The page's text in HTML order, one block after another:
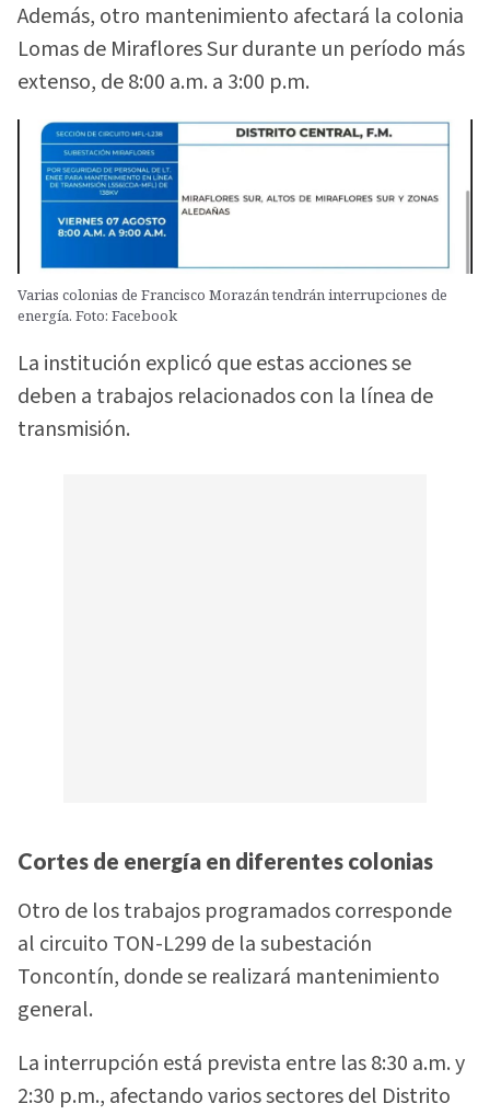
Además, otro mantenimiento afectará la colonia
Lomas de Miraflores Sur durante un período más
extenso, de 8:00 a.m. a 3:00 p.m.
Varias colonias de Francisco Morazán tendrán interrupciones de
energía. Foto: Facebook
La institución explicó que estas acciones se
deben a trabajos relacionados con la línea de
transmisión.
Cortes de energía en diferentes colonias
Otro de los trabajos programados corresponde
al circuito TON-L299 de la subestación
Toncontín, donde se realizará mantenimiento
general.
La interrupción está prevista entre las 8:30 a.m. y
2:30 p.m., afectando varios sectores del Distrito